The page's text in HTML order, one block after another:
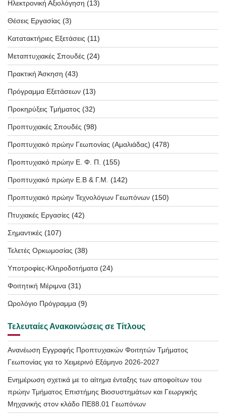
Ηλεκτρονική Αξιολόγηση (13)
Θέσεις Εργασίας (3)
Κατατακτήριες Εξετάσεις (11)
Μεταπτυχιακές Σπουδές (24)
Πρακτική Άσκηση (43)
Πρόγραμμα Εξετάσεων (13)
Προκηρύξεις Τμήματος (32)
Προπτυχιακές Σπουδές (98)
Προπτυχιακό πρώην Γεωπονίας (Αμαλιάδας) (478)
Προπτυχιακό πρώην Ε. Φ. Π. (155)
Προπτυχιακό πρώην Ε.Β & Γ.Μ. (142)
Προπτυχιακό πρώην Τεχνολόγων Γεωπόνων (150)
Πτυχιακές Εργασίες (42)
Σημαντικές (107)
Τελετές Ορκωμοσίας (38)
Υποτροφίες-Κληροδοτήματα (24)
Φοιτητική Μέριμνα (31)
Ωρολόγιο Πρόγραμμα (9)
Τελευταίες Ανακοινώσεις σε Τίτλους
Ανανέωση Εγγραφής Προπτυχιακών Φοιτητών Τμήματος
Γεωπονίας για το Χειμερινό Εξάμηνο 2026-2027
Ενημέρωση σχετικά με το αίτημα ένταξης των αποφοίτων του
πρώην Τμήματος Επιστήμης Βιοσυστημάτων και Γεωργικής
Μηχανικής στον κλάδο ΠΕ88.01 Γεωπόνων